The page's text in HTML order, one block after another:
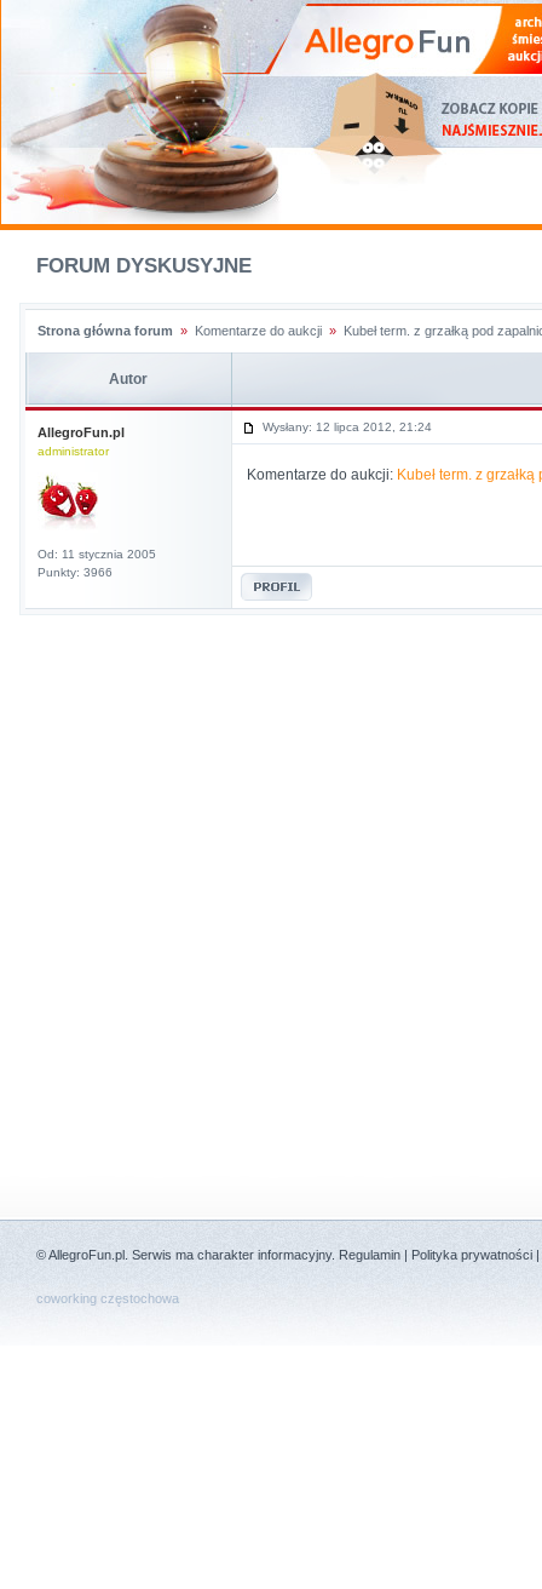
FORUM DYSKUSYJNE
Strona główna forum » Komentarze do aukcji » Kubeł term. z grzałką pod
Autor
AllegroFun.pl
administrator
Od: 11 stycznia 2005
Punkty: 3966
Wysłany: 12 lipca 2012, 21:24
Komentarze do aukcji: Kubeł term. z
©AllegroFun.pl . Serwis ma charakter informacyjny. Regulamin | Polityka prywatności |
coworking częstochowa